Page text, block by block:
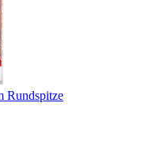
Rundspitze